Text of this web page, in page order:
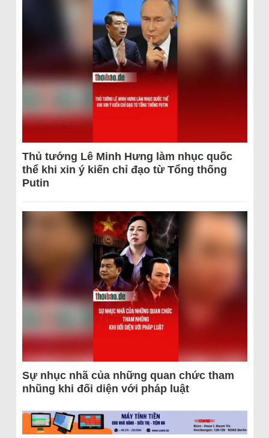
Thủ tướng Lê Minh Hưng làm nhục quốc
thể khi xin ý kiến chỉ đạo từ Tổng thống
Putin
Sự nhục nhã của những quan chức tham
nhũng khi đối diện với pháp luật